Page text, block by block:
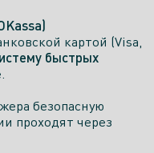
картой (Visa,
быстрых
безопасную
проходят через